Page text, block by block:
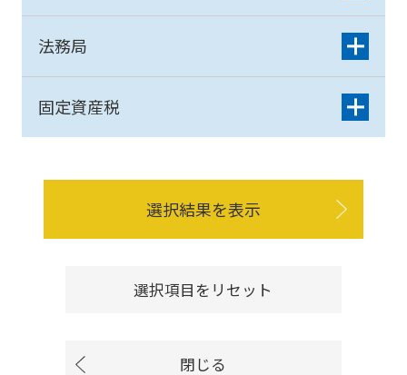
法務局
固定資産税
選択結果を表示
選択項目をリセット
閉じる